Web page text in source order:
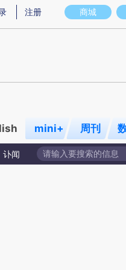
图存在偏差。不代表财新观点和
商城
注册
mini+ 周刊
讣闻